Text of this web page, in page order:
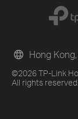
©2026 TP-Link
All rights reserved.
Hong